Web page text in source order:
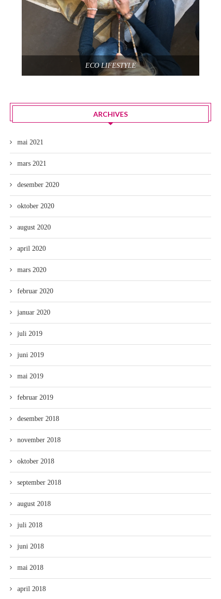
ECO LIFESTYLE
ARCHIVES
mai 2021
mars 2021
desember 2020
oktober 2020
august 2020
april 2020
mars 2020
februar 2020
januar 2020
juli 2019
juni 2019
mai 2019
februar 2019
desember 2018
november 2018
oktober 2018
september 2018
august 2018
juli 2018
juni 2018
mai 2018
april 2018